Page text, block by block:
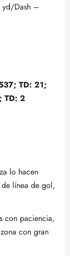
yd/Dash –
TD: 21;
TD: 2
lo hacen
de línea de gol,
con paciencia,
con gran